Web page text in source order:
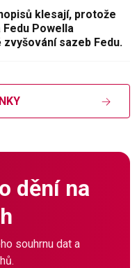
klesají, protože
Powella
sazeb Fedu.
dění na
souhrnu dat a